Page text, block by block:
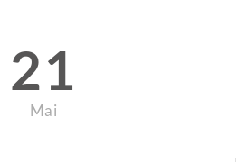
21
Mai